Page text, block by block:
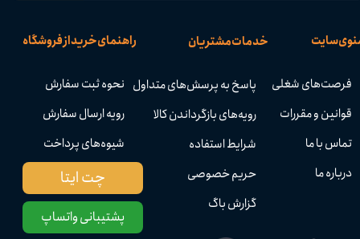
راهنمای خرید از فروشگاه
نحوه ثبت سفارش
رویه ارسال سفارش
شیوه‌های پرداخت
خدمات مشتریان
پاسخ به پرسش‌های متداول
رویه‌های بازگرداندن کالا
شرایط استفاده
حریم خصوصی
گزارش باگ
سایت
فرصت‌های شغلی
قوانین و مقررات
تماس با ما
درباره ما
پشتیبانی واتساپ
چت ایتا